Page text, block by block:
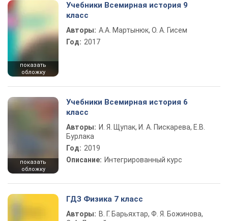
показать
обложку
Учебники Всемирная история 9
класс
Авторы: А.А. Мартынюк, О. А. Гисем
Год: 2017
показать
обложку
Учебники Всемирная история 6
класс
Авторы: И. Я. Щупак, И. А. Пискарева, Е.В.
Бурлака
Год: 2019
Описание: Интегрированный курс
ГДЗ Физика 7 класс
Авторы: В. Г. Барьяхтар, Ф. Я. Божинова,